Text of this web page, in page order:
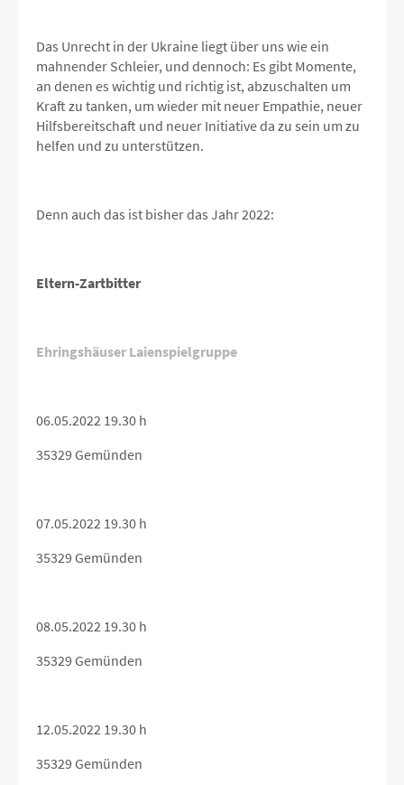
Das Unrecht in der Ukraine liegt über uns wie ein
mahnender Schleier, und dennoch: Es gibt Momente,
an denen es wichtig und richtig ist, abzuschalten um
Kraft zu tanken, um wieder mit neuer Empathie, neuer
Hilfsbereitschaft und neuer Initiative da zu sein um zu
helfen und zu unterstützen.
Denn auch das ist bisher das Jahr 2022:
Eltern-Zartbitter
Ehringshäuser Laienspielgruppe
06.05.2022 19.30 h
35329 Gemünden
07.05.2022 19.30 h
35329 Gemünden
08.05.2022 19.30 h
35329 Gemünden
12.05.2022 19.30 h
35329 Gemünden